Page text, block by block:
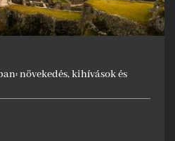
növekedés, kihívások és